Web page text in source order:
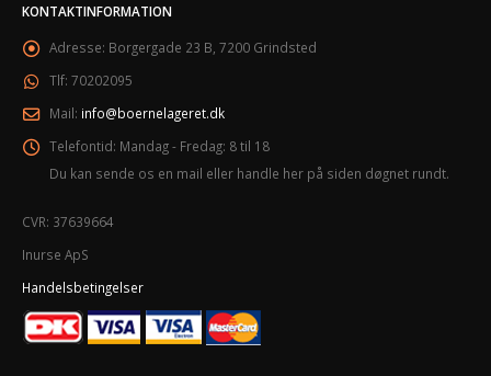
KONTAKTINFORMATION
Adresse: Borgergade 23 B, 7200 Grindsted
Tlf: 70202095
Mail: info@boernelageret.dk
Telefontid: Mandag - Fredag: 8 til 18
Du kan sende os en mail eller handle her på siden døgnet rundt.
CVR: 37639664
Inurse ApS
Handelsbetingelser